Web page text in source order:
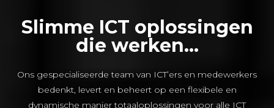
Slimme ICT oplossingen
die werken...
Ons gespecialiseerde team van ICT’ers en medewerkers
bedenkt, levert en beheert op een flexibele en
dynamische manier totaaloplossingen voor alle ICT